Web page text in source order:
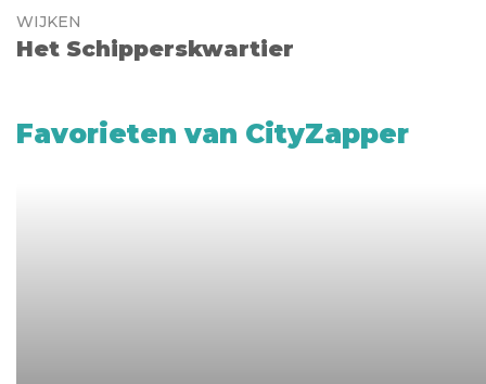
WIJKEN
Het Schipperskwartier
Favorieten van CityZapper